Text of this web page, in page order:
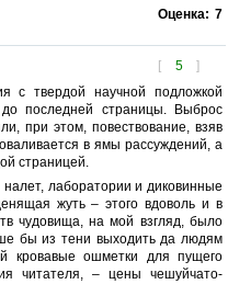
Оценка: 7
[ 5 ]
с твердой научной подложкой
последней страницы. Выброс
при этом, повествование, взяв
в ямы рассуждений, а
страницей.
лаборатории и диковинные
жуть – этого вдоволь и в
чудовища, на мой взгляд, было
бы из тени выходить да людям
кровавые ошметки для пущего
читателя, – цены чешуйчато-